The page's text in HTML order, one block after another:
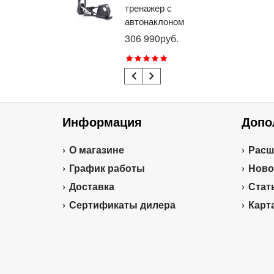
тренажер с
автонаклоном
профессиональный
BRONZE GYM
E1000M PRO
TURBO (new)
306 990руб.
Информация
О магазине
График работы
Доставка
Сертификаты дилера